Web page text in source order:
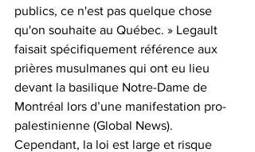
publics, ce n'est pas quelque chose
qu'on souhaite au Québec. » Legault
faisait spécifiquement référence aux
prières musulmanes qui ont eu lieu
devant la basilique Notre-Dame de
Montréal lors d’une manifestation pro-
palestinienne (Global News).
Cependant, la loi est large et risque